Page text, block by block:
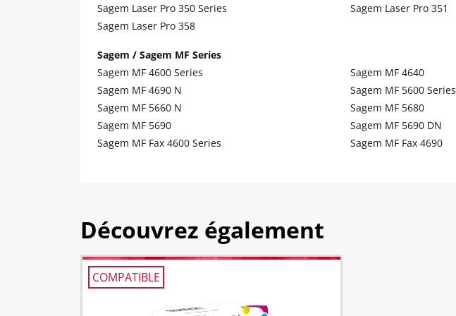
Sagem Laser Pro 350 Series Sagem Laser Pro 351
Sagem Laser Pro 358
Sagem / Sagem MF Series
Sagem MF 4600 Series
Sagem MF 4640
Sagem MF 4690 N
Sagem MF 5600 Series
Sagem MF 5660 N
Sagem MF 5680
Sagem MF 5690
Sagem MF 5690 DN
Sagem MF Fax 4600 Series
Sagem MF Fax 4690
Découvrez également
COMPATIBLE